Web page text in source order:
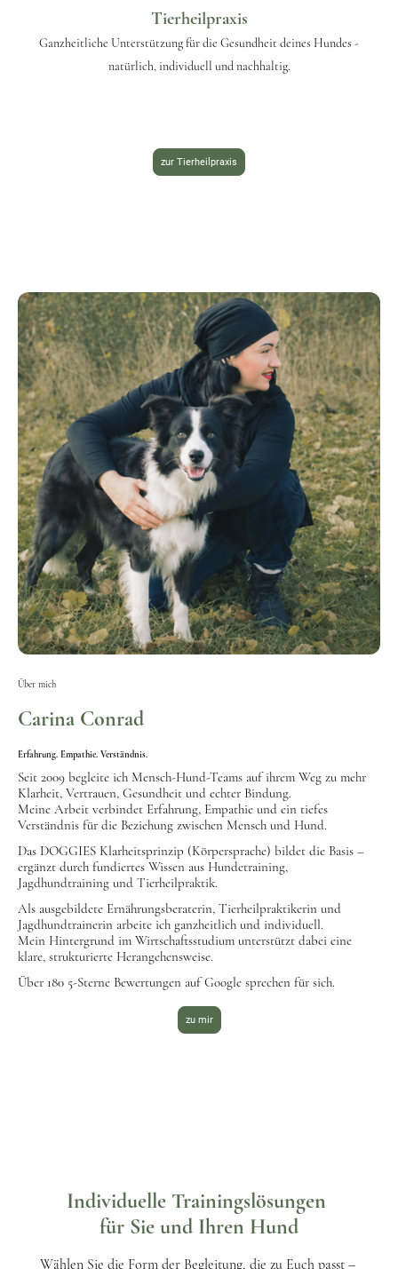
Tierheilpraxis
Ganzheitliche Unterstützung für die Gesundheit deines Hundes -
natürlich, individuell und nachhaltig.
zur Tierheilpraxis
Über mich
Carina Conrad
Erfahrung. Empathie. Verständnis.
Seit 2009 begleite ich Mensch-Hund-Teams auf ihrem Weg zu mehr
Klarheit, Vertrauen, Gesundheit und echter Bindung.
Meine Arbeit verbindet Erfahrung, Empathie und ein tiefes
Verständnis für die Beziehung zwischen Mensch und Hund.
Das DOGGIES Klarheitsprinzip (Körpersprache) bildet die Basis –
ergänzt durch fundiertes Wissen aus Hundetraining,
Jagdhundtraining und Tierheilpraktik.
Als ausgebildete Ernährungsberaterin, Tierheilpraktikerin und
Jagdhundtrainerin arbeite ich ganzheitlich und individuell.
Mein Hintergrund im Wirtschaftsstudium unterstützt dabei eine
klare, strukturierte Herangehensweise.
Über 180 5-Sterne Bewertungen auf Google sprechen für sich.
zu mir
Individuelle Trainingslösungen
für Sie und Ihren Hund
Wählen Sie die Form der Begleitung, die zu Euch passt –